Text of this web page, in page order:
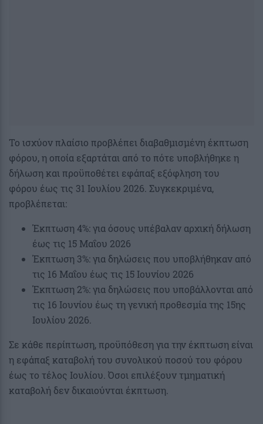
Το ισχύον πλαίσιο προβλέπει διαβαθμισμένη έκπτωση
φόρου, η οποία εξαρτάται από το πότε υποβλήθηκε η
δήλωση και προϋποθέτει εφάπαξ εξόφληση του
φόρου έως τις 31 Ιουλίου 2026. Συγκεκριμένα,
προβλέπεται:
Έκπτωση 4%: για όσους υπέβαλαν αρχική δήλωση
έως τις 15 Μαΐου 2026
Έκπτωση 3%: για δηλώσεις που υποβλήθηκαν από
τις 16 Μαΐου έως τις 15 Ιουνίου 2026
Έκπτωση 2%: για δηλώσεις που υποβάλλονται από
τις 16 Ιουνίου έως τη γενική προθεσμία της 15ης
Ιουλίου 2026.
Σε κάθε περίπτωση, προϋπόθεση για την έκπτωση είναι
η εφάπαξ καταβολή του συνολικού ποσού του φόρου
έως το τέλος Ιουλίου. Όσοι επιλέξουν τμηματική
καταβολή δεν δικαιούνται έκπτωση.